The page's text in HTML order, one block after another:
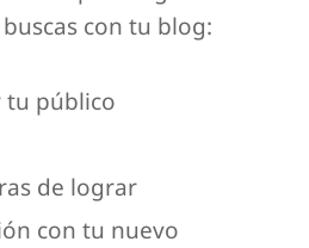
con tu blog:
tu público
de lograr
con tu nuevo